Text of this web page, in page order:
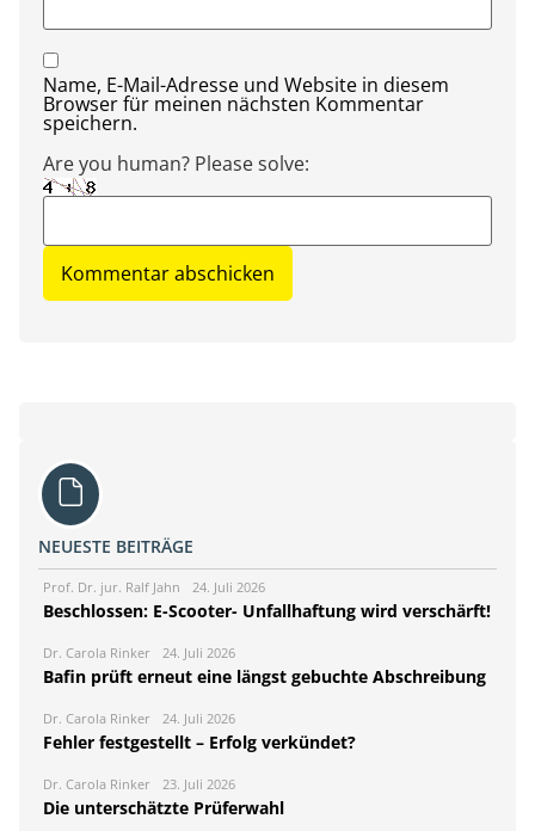
Name, E-Mail-Adresse und Website in diesem
Browser für meinen nächsten Kommentar
speichern.
Are you human? Please solve:
NEUESTE BEITRÄGE
Prof. Dr. jur. Ralf Jahn 24. Juli 2026
Beschlossen: E-Scooter- Unfallhaftung wird verschärft!
Dr. Carola Rinker 24. Juli 2026
Bafin prüft erneut eine längst gebuchte Abschreibung
Dr. Carola Rinker 24. Juli 2026
Fehler festgestellt – Erfolg verkündet?
Dr. Carola Rinker 23. Juli 2026
Die unterschätzte Prüferwahl